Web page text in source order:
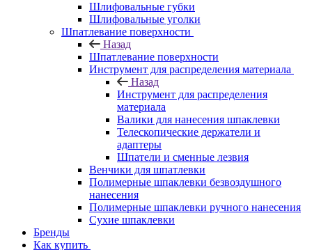
Шлифовальные губки
Шлифовальные уголки
Шпатлевание поверхности
Назад
Шпатлевание поверхности
Инструмент для распределения материала
Назад
Инструмент для распределения
материала
Валики для нанесения шпаклевки
Телескопические держатели и
адаптеры
Шпатели и сменные лезвия
Венчики для шпатлевки
Полимерные шпаклевки безвоздушного
нанесения
Полимерные шпаклевки ручного нанесения
Сухие шпаклевки
Бренды
Как купить